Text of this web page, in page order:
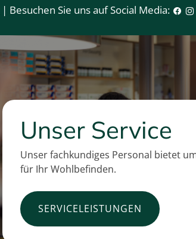
| Besuchen Sie uns auf Social Media:
Unser Service
Unser fachkundiges Personal bietet
für Ihr Wohlbefinden.
SERVICELEISTUNGEN